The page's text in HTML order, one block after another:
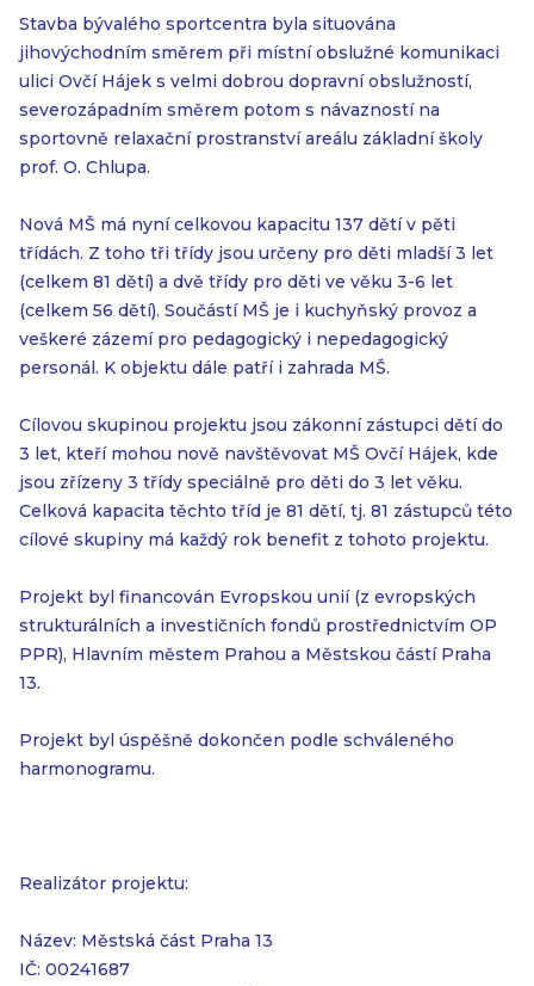
Stavba bývalého sportcentra byla situována
jihovýchodním směrem při místní obslužné komunikaci
ulici Ovčí Hájek s velmi dobrou dopravní obslužností,
severozápadním směrem potom s návazností na
sportovně relaxační prostranství areálu základní školy
prof. O. Chlupa.
Nová MŠ má nyní celkovou kapacitu 137 dětí v pěti
třídách. Z toho tři třídy jsou určeny pro děti mladší 3 let
(celkem 81 dětí) a dvě třídy pro děti ve věku 3-6 let
(celkem 56 dětí). Součástí MŠ je i kuchyňský provoz a
veškeré zázemí pro pedagogický i nepedagogický
personál. K objektu dále patří i zahrada MŠ.
Cílovou skupinou projektu jsou zákonní zástupci dětí do
3 let, kteří mohou nově navštěvovat MŠ Ovčí Hájek, kde
jsou zřízeny 3 třídy speciálně pro děti do 3 let věku.
Celková kapacita těchto tříd je 81 dětí, tj. 81 zástupců této
cílové skupiny má každý rok benefit z tohoto projektu.
Projekt byl financován Evropskou unií (z evropských
strukturálních a investičních fondů prostřednictvím OP
PPR), Hlavním městem Prahou a Městskou částí Praha
13.
Projekt byl úspěšně dokončen podle schváleného
harmonogramu.
Realizátor projektu:
Název: Městská část Praha 13
IČ: 00241687